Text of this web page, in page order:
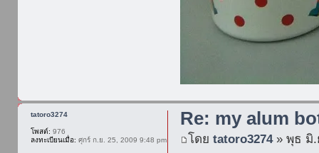
Re: my alum
โดยtatoro3274» พุธ มิ.
tatoro3274
โพสต์: 976
ลงทะเบียนเมื่อ: ศุกร์ ก.ย. 25, 2009 9:48 pm